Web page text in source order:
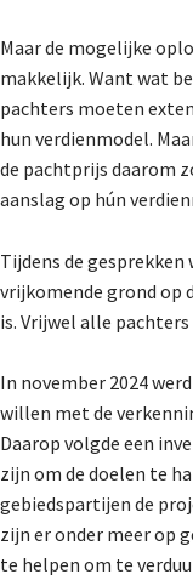
Maar de mogelijke
makkelijk. Want wat
pachters moeten
hun verdienmodel.
de pachtprijs daarom
aanslag op hún
Tijdens de
vrijkomende grond op
is. Vrijwel alle
In november 2024
willen met de
Daarop volgde een
zijn om de doelen te
gebiedspartijen de
zijn er onder meer op
te helpen om te